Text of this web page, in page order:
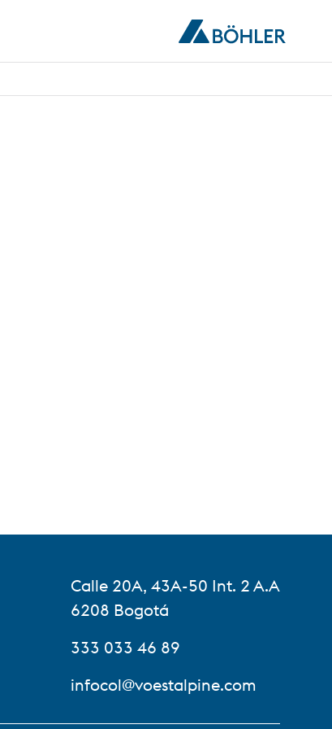
Calle 20A, 43A-50 Int. 2 A.A
6208 Bogotá
333 033 46 89
infocol@voestalpine.com